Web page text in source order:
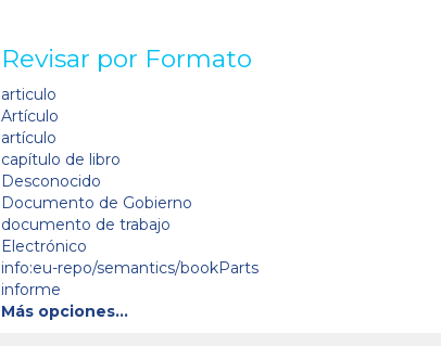
Revisar por Formato
articulo
Artículo
artículo
capítulo de libro
Desconocido
Documento de Gobierno
documento de trabajo
Electrónico
info:eu-repo/semantics/bookParts
informe
Más opciones…